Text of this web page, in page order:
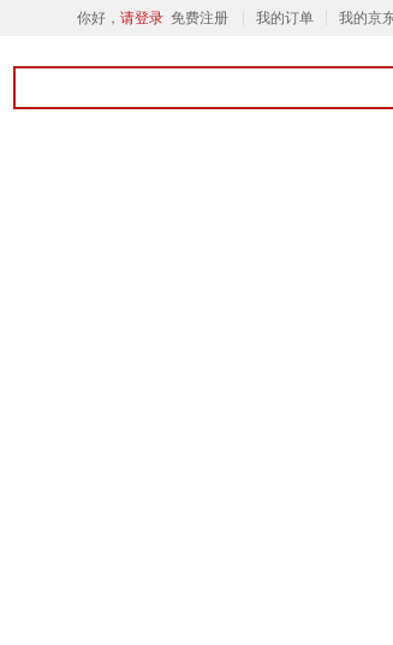
你好， 请登录 免费注册 我的订单 我的京